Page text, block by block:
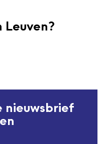
nieuwsbrief